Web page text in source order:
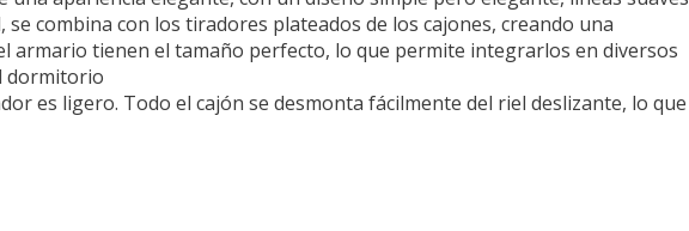
combina con los tiradores plateados de los cajones, creando una
armario tienen el tamaño perfecto, lo que permite integrarlos en diversos
dormitorio
es ligero. Todo el cajón se desmonta fácilmente del riel deslizante, lo que